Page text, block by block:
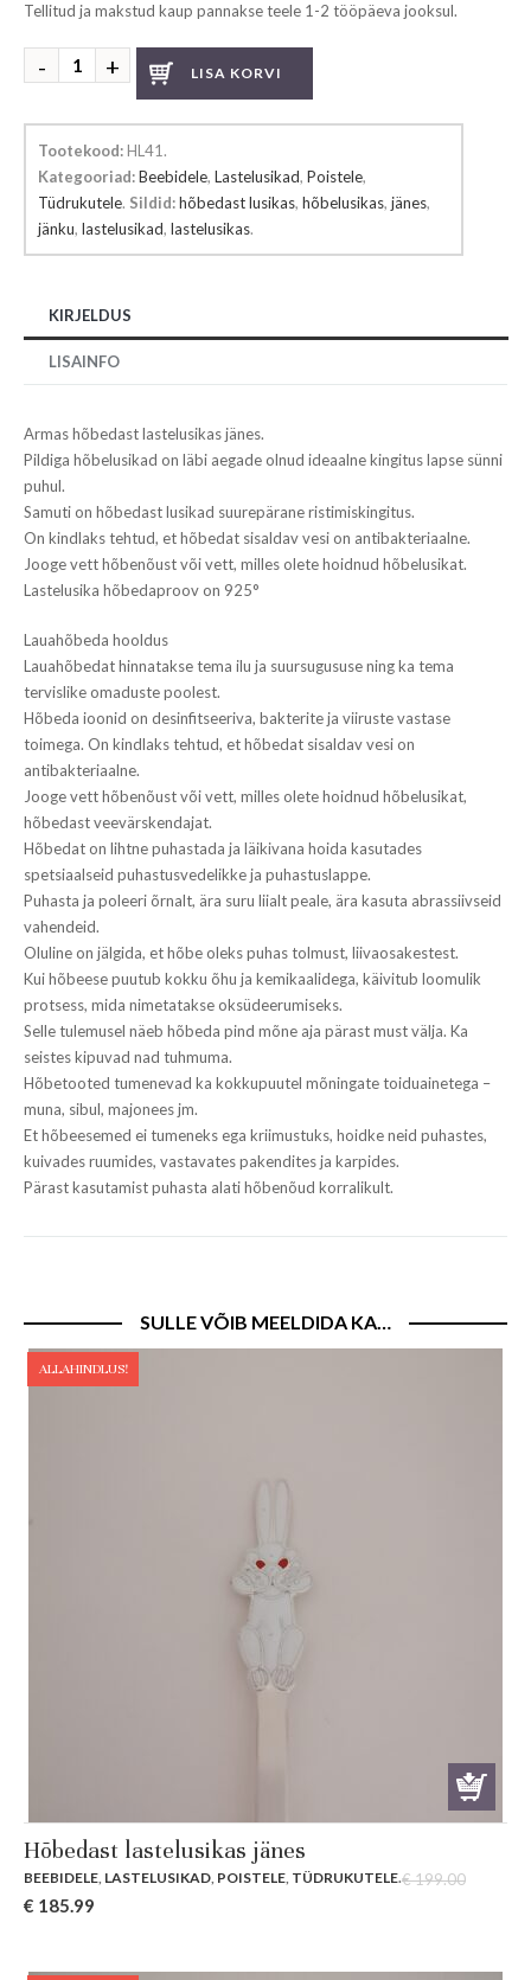
Tellitud ja makstud kaup pannakse teele 1-2 tööpäeva jooksul.
Hõbedast
lastelusikas
LISA KORVI
Tootekood: HL41.
Kategooriad:Beebidele, Lastelusikad, Poistele,
Tüdrukutele. Sildid:hõbedast lusikas, hõbelusikas, jänes,
jänku, lastelusikad, lastelusikas.
KIRJELDUS
LISAINFO
Armas hõbedast lastelusikas jänes.
Pildiga hõbelusikad on läbi aegade olnud ideaalne kingitus lapse sünni
puhul.
Samuti on hõbedast lusikad suurepärane ristimiskingitus.
On kindlaks tehtud, et hõbedat sisaldav vesi on antibakteriaalne.
Jooge vett hõbenõust või vett, milles olete hoidnud hõbelusikat.
Lastelusika hõbedaproov on 925°
Lauahõbeda hooldus
Lauahõbedat hinnatakse tema ilu ja suursugususe ning ka tema
tervislike omaduste poolest.
Hõbeda ioonid on desinfitseeriva, bakterite ja viiruste vastase
toimega. On kindlaks tehtud, et hõbedat sisaldav vesi on
antibakteriaalne.
Jooge vett hõbenõust või vett, milles olete hoidnud hõbelusikat,
hõbedast veevärskendajat.
Hõbedat on lihtne puhastada ja läikivana hoida kasutades
spetsiaalseid puhastusvedelikke ja puhastuslappe.
Puhasta ja poleeri õrnalt, ära suru liialt peale, ära kasuta abrassiivseid
vahendeid.
Oluline on jälgida, et hõbe oleks puhas tolmust, liivaosakestest.
Kui hõbeese puutub kokku õhu ja kemikaalidega, käivitub loomulik
protsess, mida nimetatakse oksüdeerumiseks.
Selle tulemusel näeb hõbeda pind mõne aja pärast must välja. Ka
seistes kipuvad nad tuhmuma.
Hõbetooted tumenevad ka kokkupuutel mõningate toiduainetega –
muna, sibul, majonees jm.
Et hõbeesemed ei tumeneks ega kriimustuks, hoidke neid puhastes,
kuivades ruumides, vastavates pakendites ja karpides.
Pärast kasutamist puhasta alati hõbenõud korralikult.
SULLE VÕIB MEELDIDA KA…
ALLAHINDLUS!
Hõbedast lastelusikas jänes
BEEBIDELE, LASTELUSIKAD, POISTELE, TÜDRUKUTELE.€199.00
Original
€ 185.99